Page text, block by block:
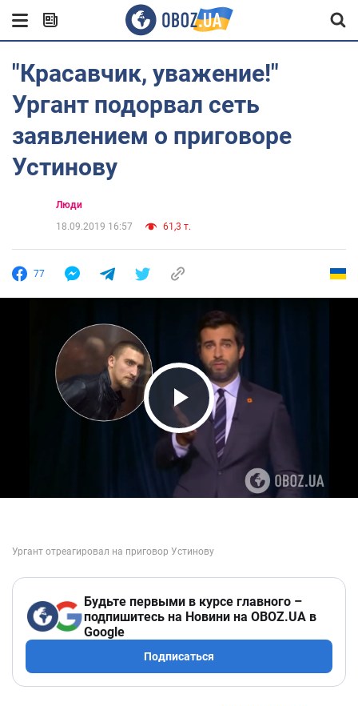
"Красавчик, уважение!"
Ургант подорвал сеть
заявлением о приговоре
Устинову
Люди
18.09.2019 16:57
61,3 т.
77
Play Video
Будьте первыми в курсе главного –
подпишитесь на Новини на OBOZ.UA в
Google
Подписаться